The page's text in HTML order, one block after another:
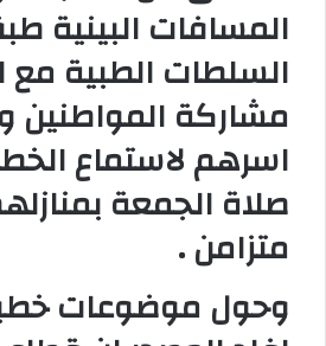
المسافات البينية
السلطات الطبية مع
مشاركة المواطنين
اسرهم لاستماع
صلاة الجمعة
متزامن .
وحول موضوعات